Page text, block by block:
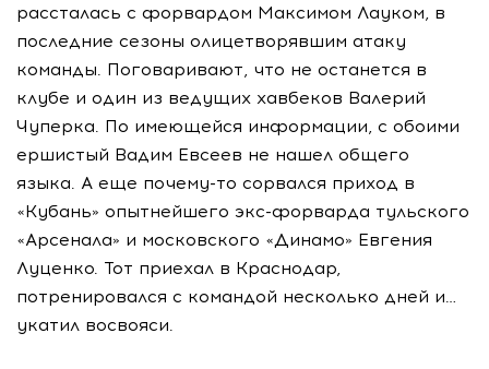
рассталась с форвардом Максимом Лауком, в
последние сезоны олицетворявшим атаку
команды. Поговаривают, что не останется в
клубе и один из ведущих хавбеков Валерий
Чуперка. По имеющейся информации, с обоими
ершистый Вадим Евсеев не нашел общего
языка. А еще почему-то сорвался приход в
«Кубань» опытнейшего экс-форварда тульского
«Арсенала» и московского «Динамо» Евгения
Луценко. Тот приехал в Краснодар,
потренировался с командой несколько дней и…
укатил восвояси.